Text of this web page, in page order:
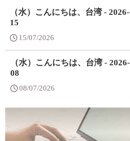
（水）こんにちは、台湾 -
15
15/07/2026
（水）こんにちは、台湾 -
08
08/07/2026